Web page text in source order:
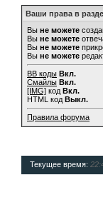
Ваши права в
Вы не можете
Вы не можете
Вы не можете
Вы не можете
BB коды Вкл.
Смайлы Вкл.
[IMG] код Вкл.
HTML код Выкл.
Правила форума
Текущее время: